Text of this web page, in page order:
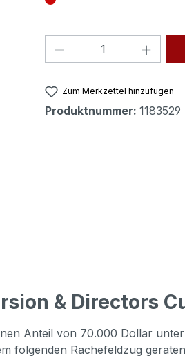
Produkt Anzahl:
Zum Merkzettel hinzufügen
Produktnummer: 1183529
& Directors
Anteil von 70.000 Dollar
folgenden Rachefeldzug